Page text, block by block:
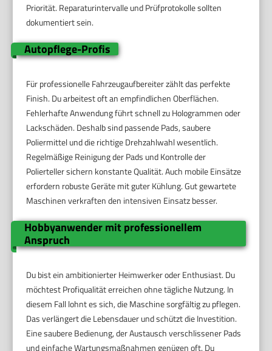
Priorität. Reparaturintervalle und Prüfprotokolle sollten
dokumentiert sein.
Autopflege-Profis
Für professionelle Fahrzeugaufbereiter zählt das perfekte
Finish. Du arbeitest oft an empfindlichen Oberflächen.
Fehlerhafte Anwendung führt schnell zu Hologrammen oder
Lackschäden. Deshalb sind passende Pads, saubere
Poliermittel und die richtige Drehzahlwahl wesentlich.
Regelmäßige Reinigung der Pads und Kontrolle der
Polierteller sichern konstante Qualität. Auch mobile Einsätze
erfordern robuste Geräte mit guter Kühlung. Gut gewartete
Maschinen verkraften den intensiven Einsatz besser.
Hobbyanwender mit professionellem
Anspruch
Du bist ein ambitionierter Heimwerker oder Enthusiast. Du
möchtest Profiqualität erreichen ohne tägliche Nutzung. In
diesem Fall lohnt es sich, die Maschine sorgfältig zu pflegen.
Das verlängert die Lebensdauer und schützt die Investition.
Eine saubere Bedienung, der Austausch verschlissener Pads
und einfache Wartungsmaßnahmen genügen oft. Du